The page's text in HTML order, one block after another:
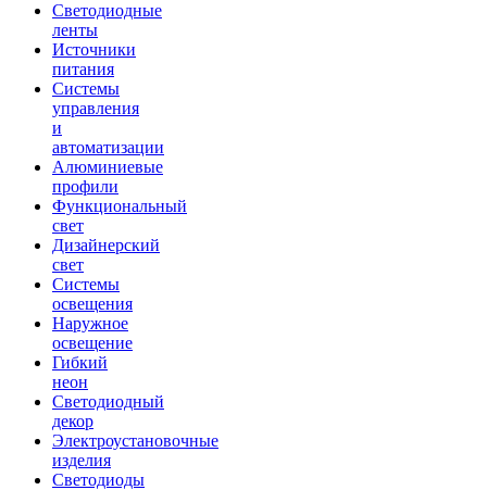
Светодиодные
ленты
Источники
питания
Системы
управления
и
автоматизации
Алюминиевые
профили
Функциональный
свет
Дизайнерский
свет
Системы
освещения
Наружное
освещение
Гибкий
неон
Светодиодный
декор
Электроустановочные
изделия
Светодиоды